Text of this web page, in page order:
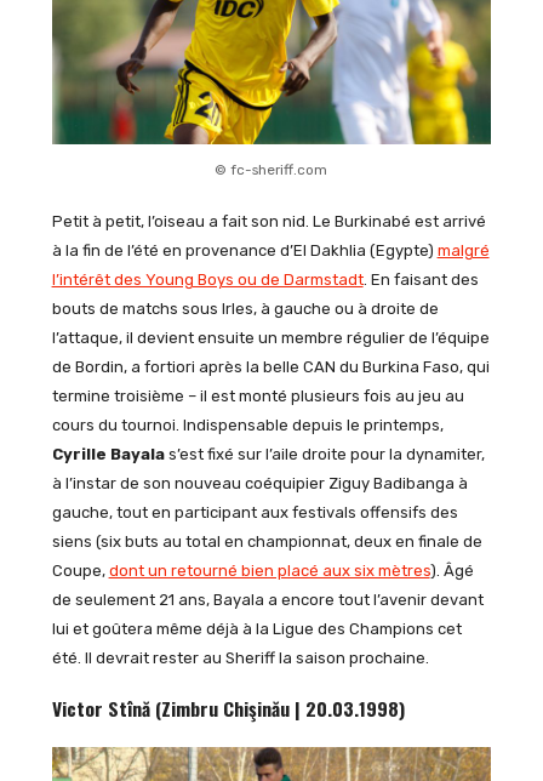
© fc-sheriff.com
Petit à petit, l’oiseau a fait son nid. Le Burkinabé est arrivé
à la fin de l’été en provenance d’El Dakhlia (Egypte) malgré
l’intérêt des Young Boys ou de Darmstadt. En faisant des
bouts de matchs sous Irles, à gauche ou à droite de
l’attaque, il devient ensuite un membre régulier de l’équipe
de Bordin, a fortiori après la belle CAN du Burkina Faso, qui
termine troisième – il est monté plusieurs fois au jeu au
cours du tournoi. Indispensable depuis le printemps,
Cyrille Bayalas’est fixé sur l’aile droite pour la dynamiter,
à l’instar de son nouveau coéquipier Ziguy Badibanga à
gauche, tout en participant aux festivals offensifs des
siens (six buts au total en championnat, deux en finale de
Coupe, dont un retourné bien placé aux six mètres). Âgé
de seulement 21 ans, Bayala a encore tout l’avenir devant
lui et goûtera même déjà à la Ligue des Champions cet
été. Il devrait rester au Sheriff la saison prochaine.
Victor Stînă (Zimbru Chişinău | 20.03.1998)